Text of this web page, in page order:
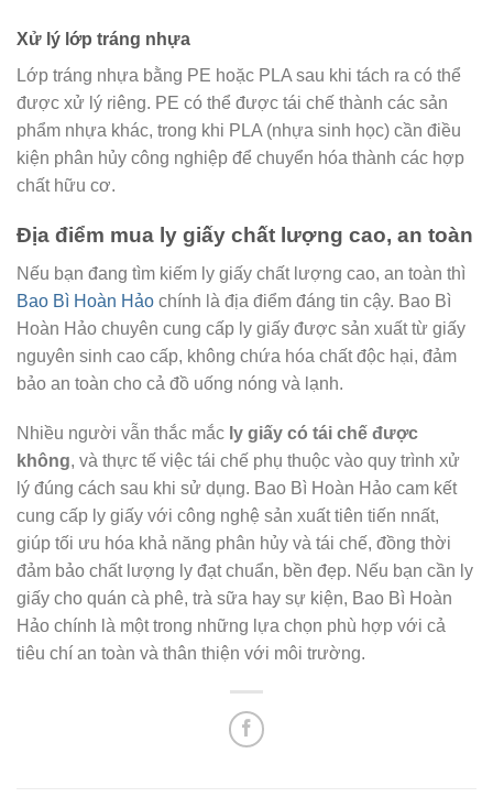
Xử lý lớp tráng nhựa
Lớp tráng nhựa bằng PE hoặc PLA sau khi tách ra có thể
được xử lý riêng. PE có thể được tái chế thành các sản
phẩm nhựa khác, trong khi PLA (nhựa sinh học) cần điều
kiện phân hủy công nghiệp để chuyển hóa thành các hợp
chất hữu cơ.
Địa điểm mua ly giấy chất lượng cao, an toàn
Nếu bạn đang tìm kiếm ly giấy chất lượng cao, an toàn thì
Bao Bì Hoàn Hảo chính là địa điểm đáng tin cậy. Bao Bì
Hoàn Hảo chuyên cung cấp ly giấy được sản xuất từ giấy
nguyên sinh cao cấp, không chứa hóa chất độc hại, đảm
bảo an toàn cho cả đồ uống nóng và lạnh.
Nhiều người vẫn thắc mắc ly giấy có tái chế được
không, và thực tế việc tái chế phụ thuộc vào quy trình xử
lý đúng cách sau khi sử dụng. Bao Bì Hoàn Hảo cam kết
cung cấp ly giấy với công nghệ sản xuất tiên tiến nnất,
giúp tối ưu hóa khả năng phân hủy và tái chế, đồng thời
đảm bảo chất lượng ly đạt chuẩn, bền đẹp. Nếu bạn cần ly
giấy cho quán cà phê, trà sữa hay sự kiện, Bao Bì Hoàn
Hảo chính là một trong những lựa chọn phù hợp với cả
tiêu chí an toàn và thân thiện với môi trường.